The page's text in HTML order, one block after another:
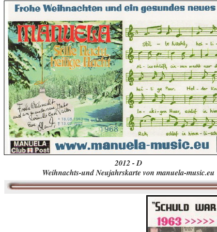
2012 - D
Weihnachts-und Neujahrskarte von manuela-music.eu